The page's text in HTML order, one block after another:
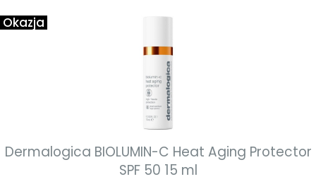
Okazja
Dermalogica BIOLUMIN-C Heat Aging Protector
SPF 50 15 ml